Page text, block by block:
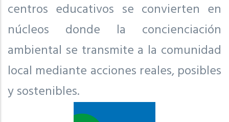
centros educativos se convierten en
núcleos donde la concienciación
ambiental se transmite a la comunidad
local mediante acciones reales, posibles
y sostenibles.